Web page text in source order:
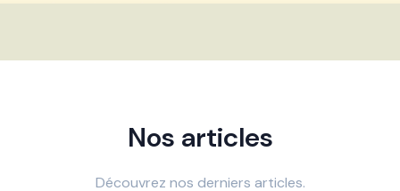
Nos articles
Découvrez nos derniers articles.